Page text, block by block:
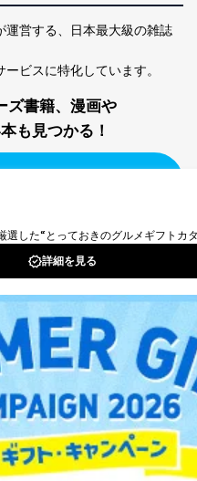
ため
社のプライバシーポリシ
用目的であり、下記4.の
ただきます。
ナー（提携企業）様又は
だきますようお願い致し
て
切に管理し､あらかじめ
者に提供することはあり
きます。
保護のために必要がある
得ることが困難であると
健全な育成の推進のため
て、本人の同意を得るこ
体またはその委託を受け
行することに対して協力
、本人の同意を得ること
を及ぼすおそれがあると
営する、
日本最大級の雑誌
ービスに特化しています。
ズ書籍、漫画や
も見つかる！
の方へ
試し読み
バックナンバー1冊まるごと試
し読みしたり、最新号も試し読